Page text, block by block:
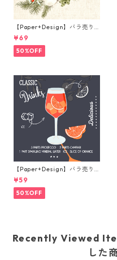
【Paper+Design】バラ売り2
枚 ランチサイズ ペーパーナプ
キン Robin Forest ベージュ
¥69
50%OFF
【Paper+Design】バラ売り2
枚 カクテルサイズ ペーパーナ
プキン Aperole ブラック
¥59
50%OFF
Recently Viewed
した